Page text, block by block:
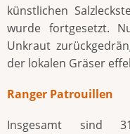
künstlichen
wurde fortgesetzt.
Unkraut
der lokalen Gräser
Ranger Patrouillen
Insgesamt sind